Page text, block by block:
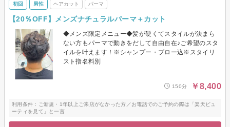
初回 男性 ヘアカット パーマ
【20％OFF】メンズナチュラルパーマ＋カット
◆メンズ限定メニュー◆髪が硬くてスタイルが決まら
ない方もパーマで動きをだして自由自在♪ご希望のスタ
イルを叶えます！※シャンプー・ブロー込※スタイリ
スト指名料別
150分 ￥8,400
利用条件：ご新規・1年以上ご来店がなかった方／お電話でのご予約の際は「楽天ビュ
ーティを見て」と一言